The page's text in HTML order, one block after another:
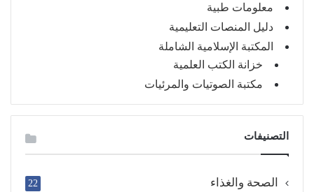
معلومات طبية
دليل المنصات التعليمية
المكتبة الإسلامية الشاملة
خزانة الكتب العلمية
مكتبة الصوتيات والمرئيات
التصنيفات
الصحة والغذاء 22